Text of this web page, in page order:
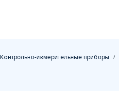
Контрольно-измерительные приборы